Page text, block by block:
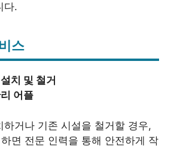
다.
스
치 및 철거
어플
하거나 기존 시설을 철거할 경우,
면 전문 인력을 통해 안전하게 작